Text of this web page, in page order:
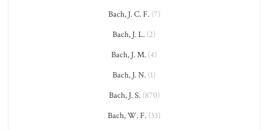
Bach, J. C. F.(7)
Bach, J. L. (2)
Bach, J. M. (4)
Bach, J. N. (1)
Bach, J. S.(870)
Bach, W. F. (33)